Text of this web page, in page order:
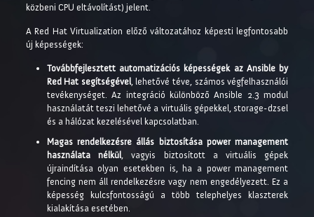
közbeni CPU eltávolítást) jelent.
A Red Hat Virtualization előző változatához képesti legfontosabb
új képességek:
Továbbfejlesztett automatizációs képességek az Ansible by
Red Hat segítségével, lehetővé téve, számos végfelhasználói
tevékenységet. Az integráció különböző Ansible 2.3 modul
használatát teszi lehetővé a virtuális gépekkel, storage-dzsel
és a hálózat kezelésével kapcsolatban.
Magas rendelkezésre állás biztosítása power management
használata nélkül, vagyis biztosított a virtuális gépek
újraindítása olyan esetekben is, ha a power management
fencing nem áll rendelkezésre vagy nem engedélyezett. Ez a
képesség kulcsfontosságú a több telephelyes klaszterek
kialakítása esetében.